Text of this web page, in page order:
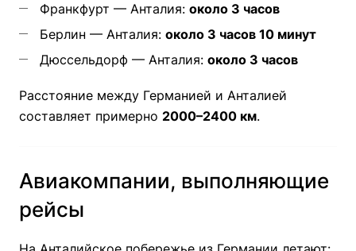
Франкфурт — Анталия: около 3 часов
Берлин — Анталия: около 3 часов 10 минут
Дюссельдорф — Анталия: около 3 часов
Расстояние между Германией и Анталией
составляет примерно 2000–2400 км.
Авиакомпании, выполняющие
рейсы